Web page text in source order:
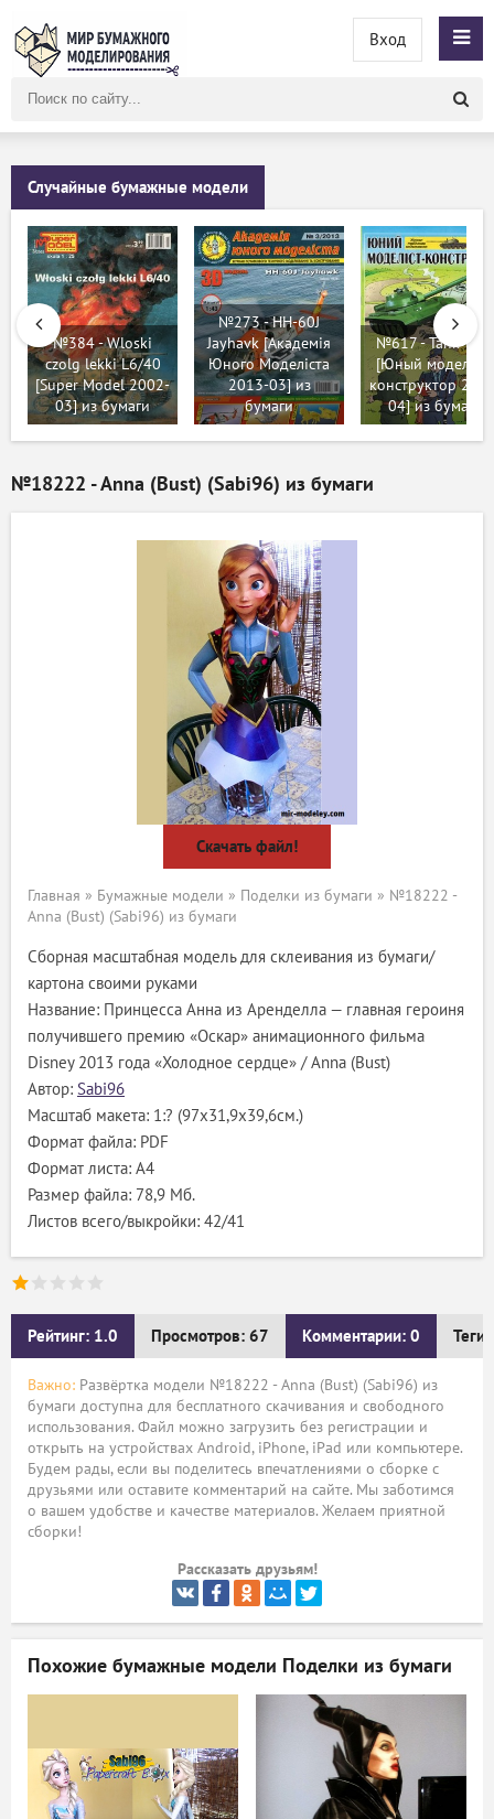
сайту
Вход
Случайные бумажные модели
№384 - Wloski
czolg lekki L6/40
[Super Model 2002-
03] из бумаги
№273 - HH-60J
Jayhavk [Академія
Юного Моделіста
2013-03] из
бумаги
№617 - Танк Т-62
[Юный
конструктор
04] из бумаги
№18222 - Anna (Bust) (Sabi96) из бумаги
Скачать файл!
Главная » Бумажные модели » Поделки из бумаги » №18222 -
Anna (Bust) (Sabi96) из бумаги
Сборная масштабная модель для склеивания из бумаги/
картона своими руками
Название: Принцесса Анна из Аренделла — главная героиня
получившего премию «Оскар» анимационного фильма
Disney 2013 года «Холодное сердце» / Anna (Bust)
Автор: Sabi96
Масштаб макета: 1:? (97х31,9х39,6см.)
Формат файла: PDF
Формат листа: А4
Размер файла: 78,9 Мб.
Листов всего/выкройки: 42/41
Рейтинг: 1.0 Просмотров: 67 Комментарии: 0 Теги:
Важно: Развёртка модели №18222 - Anna (Bust) (Sabi96) из
бумаги доступна для бесплатного скачивания и свободного
использования. Файл можно загрузить без регистрации и
открыть на устройствах Android, iPhone, iPad или компьютере.
Будем рады, если вы поделитесь впечатлениями о сборке с
друзьями или оставите комментарий на сайте. Мы заботимся
о вашем удобстве и качестве материалов. Желаем приятной
сборки!
Рассказать друзьям!
Похожие бумажные модели Поделки из бумаги